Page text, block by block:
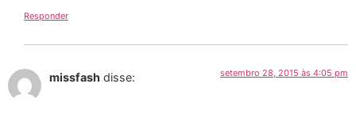
Responder
missfash disse: setembro 28, 2015 às 4:05 pm